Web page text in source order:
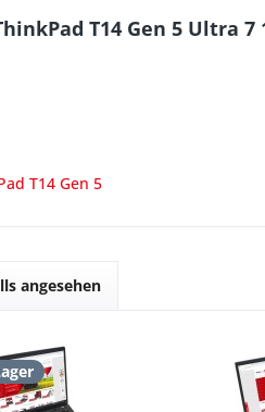
T14 Gen 5 Ultra 7
T14 Gen 5
angesehen